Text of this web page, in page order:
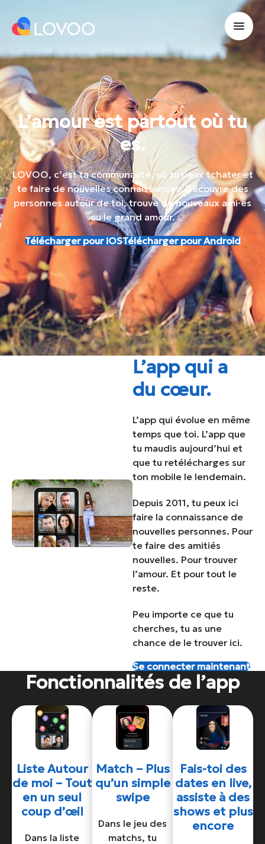
L’amour est partout où tu
es.
LOVOO, c’est ta communauté, où tu peux tchater et
te faire de nouvelles connaissances. Découvre des
personnes autour de toi, trouve de nouveaux ami·es
ou le grand amour.
Télécharger pour iOSTélécharger pour Android
L’app qui a
du cœur.
L’app qui évolue en même
temps que toi. L’app que
tu maudis aujourd’hui et
que tu retélécharges sur
ton mobile le lendemain.
Depuis 2011, tu peux ici
faire la connaissance de
nouvelles personnes. Pour
te faire des amitiés
nouvelles. Pour trouver
l’amour. Et pour tout le
reste.
Peu importe ce que tu
cherches, tu as une
chance de le trouver ici.
Se connecter maintenant
Fonctionnalités de l’app
Liste Autour
de moi – Tout
en un seul
coup d’œil
Dans la liste
Match – Plus
qu’un simple
swipe
Dans le jeu des
matchs, tu
Fais-toi des
dates en live,
assiste à des
shows et plus
encore